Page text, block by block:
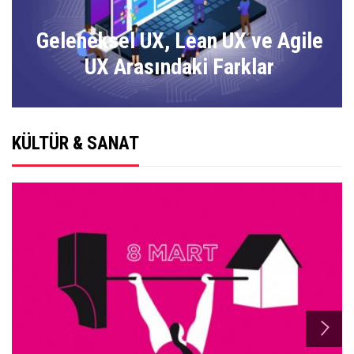
Geleneksel UX, Lean UX ve Agile
UX Arasındaki Farklar
KÜLTÜR & SANAT